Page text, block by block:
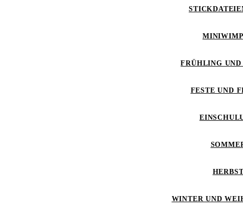
FRÜHLING UND
FESTE UND
WINTER UND